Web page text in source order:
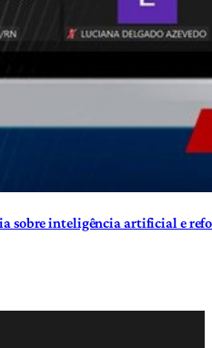
sobre inteligência artificial e